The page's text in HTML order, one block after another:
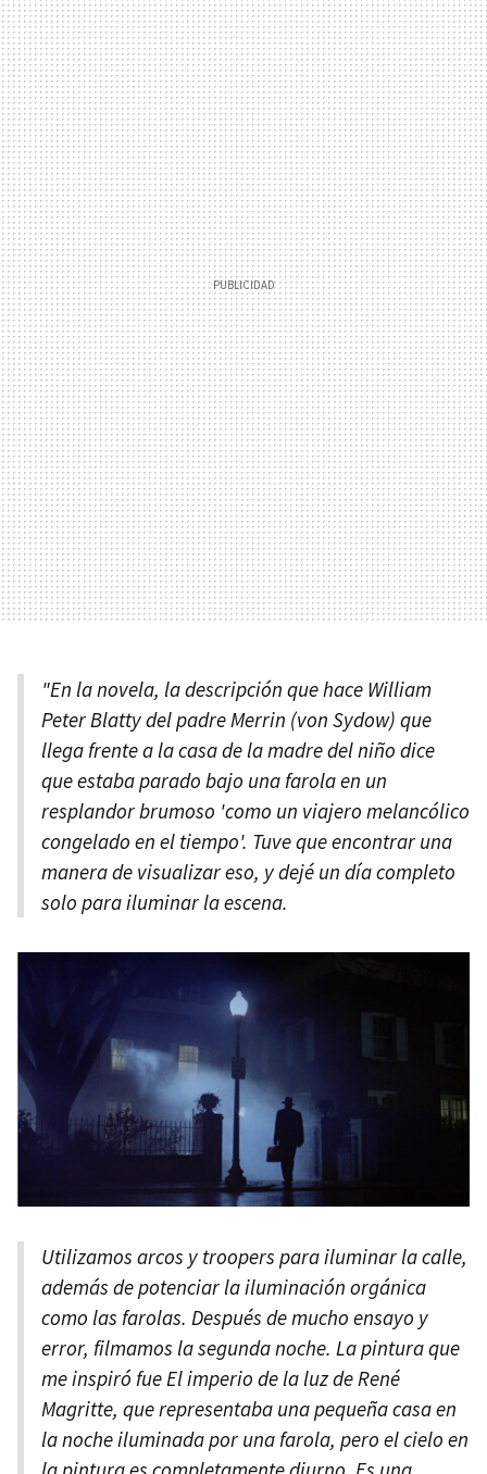
"En la novela, la descripción que hace William
Peter Blatty del padre Merrin (von Sydow) que
llega frente a la casa de la madre del niño dice
que estaba parado bajo una farola en un
resplandor brumoso 'como un viajero melancólico
congelado en el tiempo'. Tuve que encontrar una
manera de visualizar eso, y dejé un día completo
solo para iluminar la escena.
Utilizamos arcos y troopers para iluminar la calle,
además de potenciar la iluminación orgánica
como las farolas. Después de mucho ensayo y
error, filmamos la segunda noche. La pintura que
me inspiró fue El imperio de la luz de René
Magritte, que representaba una pequeña casa en
la noche iluminada por una farola, pero el cielo en